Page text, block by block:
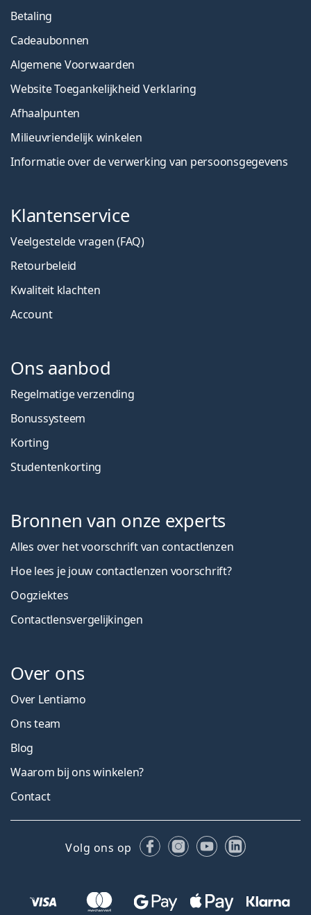
Betaling
Cadeaubonnen
Algemene Voorwaarden
Website Toegankelijkheid Verklaring
Afhaalpunten
Milieuvriendelijk winkelen
Informatie over de verwerking van persoonsgegevens
Klantenservice
Veelgestelde vragen (FAQ)
Retourbeleid
Kwaliteit klachten
Account
Ons aanbod
Regelmatige verzending
Bonussysteem
Korting
Studentenkorting
Bronnen van onze experts
Alles over het voorschrift van contactlenzen
Hoe lees je jouw contactlenzen voorschrift?
Oogziektes
Contactlensvergelijkingen
Over ons
Over Lentiamo
Ons team
Blog
Waarom bij ons winkelen?
Contact
Volg ons op FacebookInstagram
YouTubeLinkedIn